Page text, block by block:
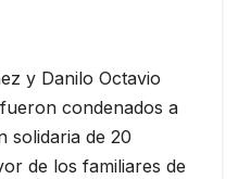
y Danilo Octavio
condenados a
solidaria de 20
de los familiares de